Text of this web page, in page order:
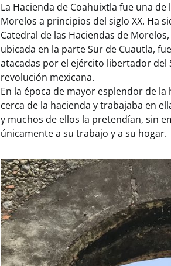
La Hacienda de Coahuixtla fue una
Morelos a principios del siglo XX. Ha
Catedral de las Haciendas de
ubicada en la parte Sur de Cuautla,
atacadas por el ejército libertador
revolución mexicana.
En la época de mayor esplendor de
cerca de la hacienda y trabajaba en
y muchos de ellos la pretendían, sin
únicamente a su trabajo y a su hogar.